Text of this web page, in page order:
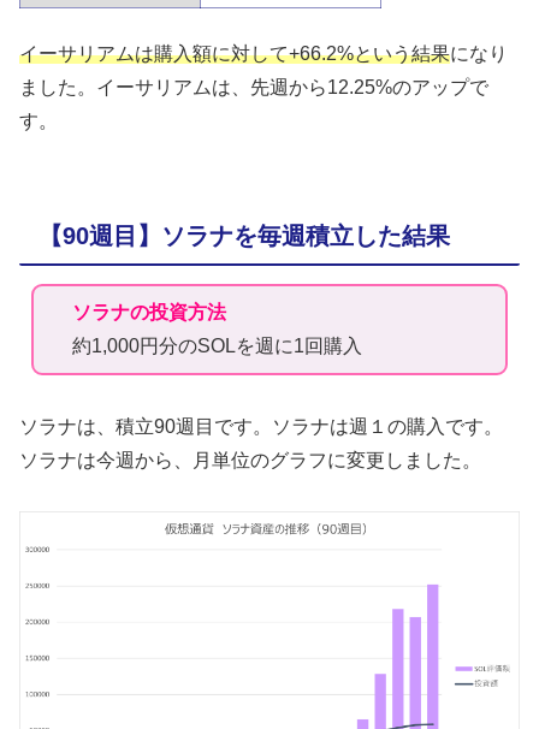
イーサリアムは購入額に対して+66.2%という結果になり
ました。イーサリアムは、先週から12.25%のアップで
す。
【90週目】ソラナを毎週積立した結果
ソラナの投資方法
約1,000円分のSOLを週に1回購入
ソラナは、積立90週目です。ソラナは週１の購入です。
ソラナは今週から、月単位のグラフに変更しました。